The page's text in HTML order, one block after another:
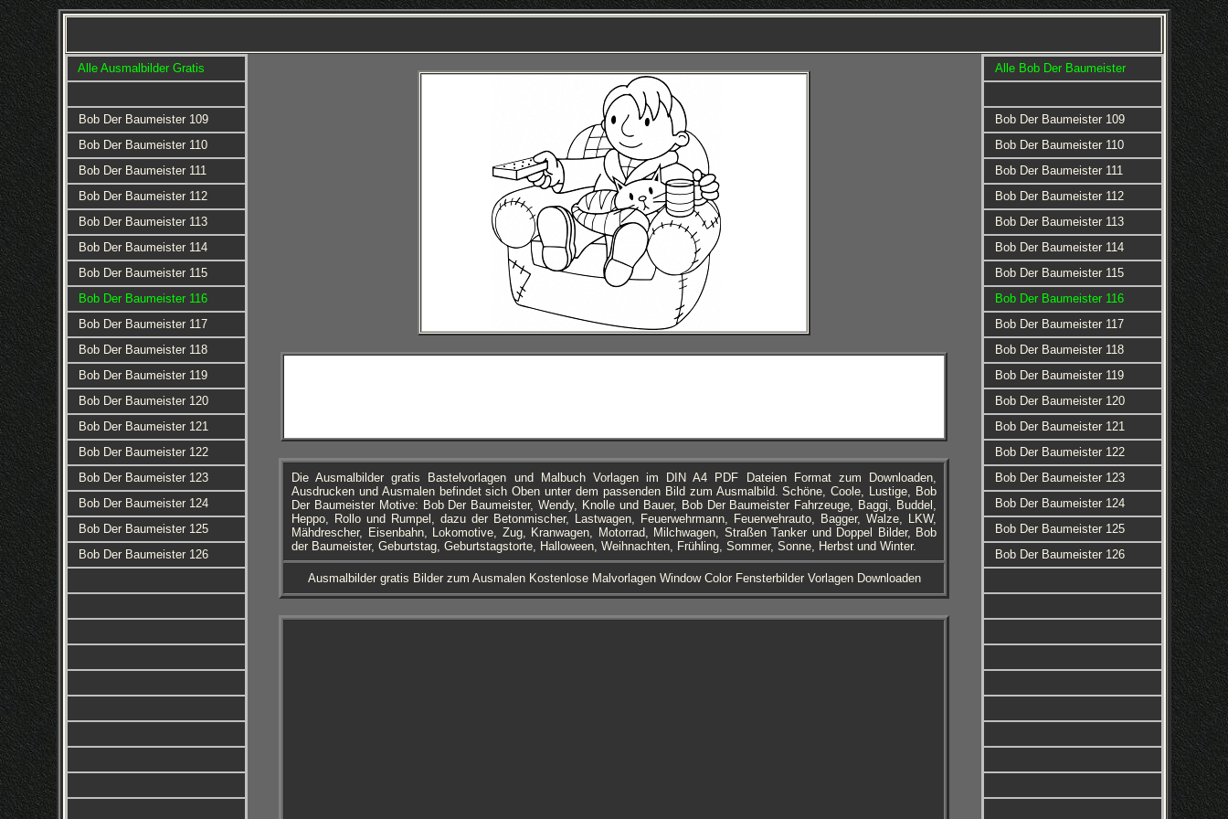
Alle Ausmalbilder Gratis
Bob Der Baumeister 109
Bob Der Baumeister 110
Bob Der Baumeister 111
Bob Der Baumeister 112
Bob Der Baumeister 113
Bob Der Baumeister 114
Bob Der Baumeister 115
Bob Der Baumeister 116
Bob Der Baumeister 117
Bob Der Baumeister 118
Bob Der Baumeister 119
Bob Der Baumeister 120
Bob Der Baumeister 121
Bob Der Baumeister 122
Bob Der Baumeister 123
Bob Der Baumeister 124
Bob Der Baumeister 125
Bob Der Baumeister 126
Die Ausmalbilder gratis Bastelvorlagen und Malbuch Vorlagen im DIN A4 PDF Dateien Format zum Downloaden,
Ausdrucken und Ausmalen befindet sich Oben unter dem passenden Bild zum Ausmalbild. Schöne, Coole, Lustige, Bob
Der Baumeister Motive: Bob Der Baumeister, Wendy, Knolle und Bauer, Bob Der Baumeister Fahrzeuge, Baggi, Buddel,
Heppo, Rollo und Rumpel, dazu der Betonmischer, Lastwagen, Feuerwehrmann, Feuerwehrauto, Bagger, Walze, LKW,
Mähdrescher, Eisenbahn, Lokomotive, Zug, Kranwagen, Motorrad, Milchwagen, Straßen Tanker und Doppel Bilder, Bob
der Baumeister, Geburtstag, Geburtstagstorte, Halloween, Weihnachten, Frühling, Sommer, Sonne, Herbst und Winter.
Ausmalbilder gratis Bilder zum Ausmalen Kostenlose Malvorlagen Window Color Fensterbilder Vorlagen Downloaden
Alle Bob Der Baumeister
Bob Der Baumeister 109
Bob Der Baumeister 110
Bob Der Baumeister 111
Bob Der Baumeister 112
Bob Der Baumeister 113
Bob Der Baumeister 114
Bob Der Baumeister 115
Bob Der Baumeister 116
Bob Der Baumeister 117
Bob Der Baumeister 118
Bob Der Baumeister 119
Bob Der Baumeister 120
Bob Der Baumeister 121
Bob Der Baumeister 122
Bob Der Baumeister 123
Bob Der Baumeister 124
Bob Der Baumeister 125
Bob Der Baumeister 126